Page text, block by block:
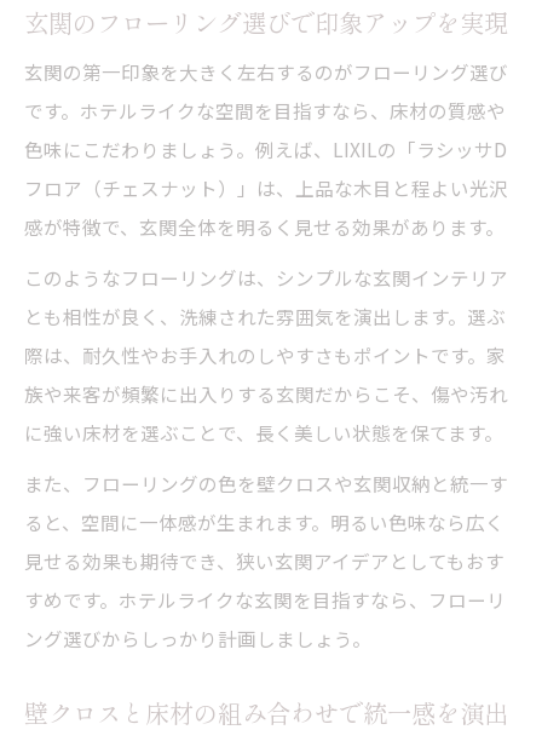
玄関のフローリング選びで印象アップを実現
玄関の第一印象を大きく左右するのがフローリング選び
です。ホテルライクな空間を目指すなら、床材の質感や
色味にこだわりましょう。例えば、LIXILの「ラシッサD
フロア（チェスナット）」は、上品な木目と程よい光沢
感が特徴で、玄関全体を明るく見せる効果があります。
このようなフローリングは、シンプルな玄関インテリア
とも相性が良く、洗練された雰囲気を演出します。選ぶ
際は、耐久性やお手入れのしやすさもポイントです。家
族や来客が頻繁に出入りする玄関だからこそ、傷や汚れ
に強い床材を選ぶことで、長く美しい状態を保てます。
また、フローリングの色を壁クロスや玄関収納と統一す
ると、空間に一体感が生まれます。明るい色味なら広く
見せる効果も期待でき、狭い玄関アイデアとしてもおす
すめです。ホテルライクな玄関を目指すなら、フローリ
ング選びからしっかり計画しましょう。
壁クロスと床材の組み合わせで統一感を演出